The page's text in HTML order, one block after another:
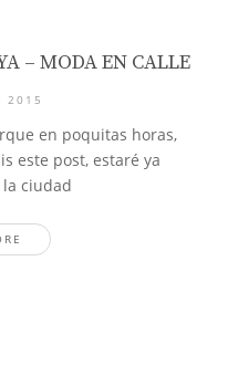
– MODA EN CALLE
2015
en poquitas horas,
este post, estaré ya
ciudad